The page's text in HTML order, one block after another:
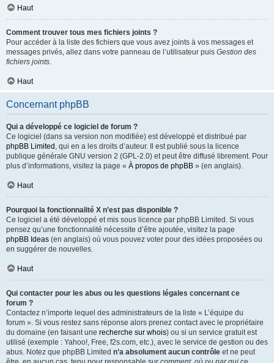
Haut
Comment trouver tous mes fichiers joints ?
Pour accéder à la liste des fichiers que vous avez joints à vos messages et
messages privés, allez dans votre panneau de l’utilisateur puis Gestion des
fichiers joints.
Haut
Concernant phpBB
Qui a développé ce logiciel de forum ?
Ce logiciel (dans sa version non modifiée) est développé et distribué par
phpBB Limited , qui en a les droits d’auteur. Il est publié sous la licence
publique générale GNU version 2 (GPL-2.0) et peut être diffusé librement. Pour
plus d’informations, visitez la page « À propos de phpBB » (en anglais).
Haut
Pourquoi la fonctionnalité X n’est pas disponible ?
Ce logiciel a été développé et mis sous licence par phpBB Limited. Si vous
pensez qu’une fonctionnalité nécessite d’être ajoutée, visitez la page
phpBB Ideas (en anglais) où vous pouvez voter pour des idées proposées ou
en suggérer de nouvelles.
Haut
Qui contacter pour les abus ou les questions légales concernant ce
forum ?
Contactez n’importe lequel des administrateurs de la liste « L’équipe du
forum ». Si vous restez sans réponse alors prenez contact avec le propriétaire
du domaine (en faisant une recherche sur whois) ou si un service gratuit est
utilisé (exemple : Yahoo!, Free, f2s.com, etc.), avec le service de gestion ou des
abus. Notez que phpBB Limited n’a absolument aucun contrôle et ne peut